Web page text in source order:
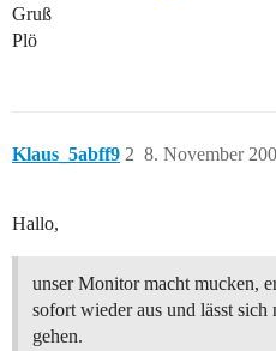
Gruß
Plö
Klaus_5abff9 8. November
2
Hallo,
unser Monitor macht mucken,
sofort wieder aus und lässt
gehen.